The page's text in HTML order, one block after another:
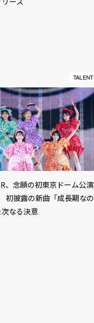
TALENT
、念願の初東京ドーム公演
披露の新曲「成長期なの
なる決意